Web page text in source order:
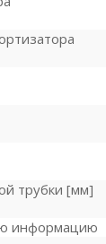
трубки [мм]
информацию